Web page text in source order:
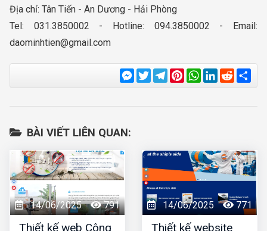
Địa chỉ: Tân Tiến - An Dương - Hải Phòng
Tel: 031.3850002 - Hotline: 094.3850002 - Email:
daominhtien@gmail.com
Messenger
TwitterTelegram
Pinterest
WhatsApp
LinkedIn
Reddit
BÀI VIẾT LIÊN QUAN:
14/06/2025 791
Thiết kế web Công
14/06/2025 771
Thiết kế website